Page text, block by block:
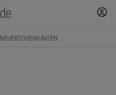
NEUERSCHEINUNGEN